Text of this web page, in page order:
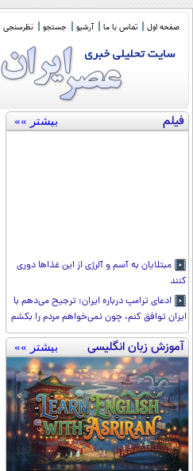
صفحه اول تماس با ما آرشیو جستجو نظرسنجی
فیلم بیشتر »»
مبتلایان به آسم و آلرژی از این غذا‌ها دوری
کنند
ادعای ترامپ درباره ایران: ترجیح می‌دهم با
ایران توافق کنم، چون نمی‌خواهم مردم را بکشم
آموزش زبان انگلیسی بیشتر »»